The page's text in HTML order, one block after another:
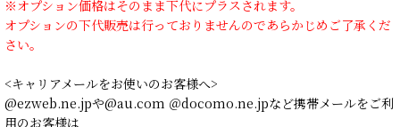
※オプション価格はそのまま下代にプラスされます。
オプションの下代販売は行っておりませんのであらかじめご了承くだ
さい。
<キャリアメールをお使いのお客様へ>
@ezweb.ne.jpや@au.com ＠docomo.ne.jpなど携帯メールをご利
用のお客様は